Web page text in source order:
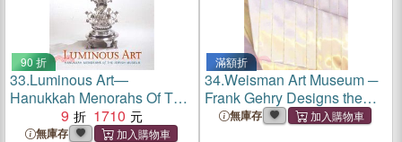
90 折
33.Luminous Art—
Hanukkah Menorahs Of The
Jewish Museum
9 1710
無庫存
滿額折
34.Weisman Art Museum ─
Frank Gehry Designs the
Building
無庫存